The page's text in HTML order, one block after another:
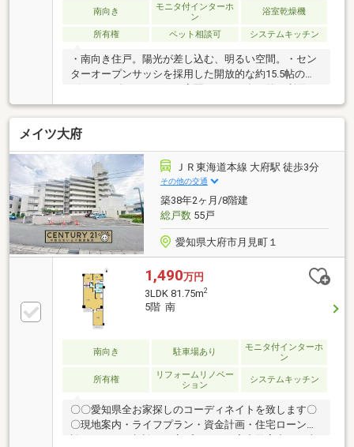
南向き
モニタ付インターホ
ン
浴室乾燥機
所有権 ペット相談可 システムキッチン
・南向き住戸。陽光が差し込む、明るい空間。・セン
ターオープンサッシを採用した開放的な約15.5帖のリ
ビング・ダイニング。・客間をはじめ多目的に利用で
きる和室。・プライバシー性を高めるクランク型動線
を採用したゆとりある玄関。・リビングで遊ぶお子様
を見守りながらお料理ができる対面式キッチン。・浴
室は1418タイプ、浴室換気乾燥機つき。・バルコニー
にはスロップシンクがついています。・安心のTVモニ
ター付きオートロック。・不在時に便利な宅配ボック
ス。
メイツ大府
ＪＲ東海道本線 大府駅 徒歩3分
その他の交通
築38年2ヶ月/8階建
総戸数55戸
愛知県大府市月見町１
1,490万円
3LDK 81.75m2
5階 南
南向き 駐車場あり
モニタ付インターホ
ン
所有権
リフォームリノベー
ション
システムキッチン
〇〇愛知県全お家探しのコーディネイトを致します〇
〇現地案内・ライフプラン・資金計画・住宅ローン相
談リフォーム相談・お家プラン・お家内覧案内など当